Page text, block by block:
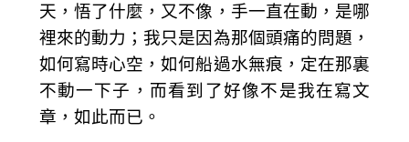
天，悟了什麼，又不像，手一直在動，是哪
裡來的動力；我只是因為那個頭痛的問題，
如何寫時心空，如何船過水無痕，定在那裏
不動一下子，而看到了好像不是我在寫文
章，如此而已。